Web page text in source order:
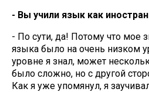
- Вы учили язык как
- По сути, да! Потому что мое
языка было на очень низком
уровне я знал, может
было сложно, но с другой
Как я уже упомянул, я